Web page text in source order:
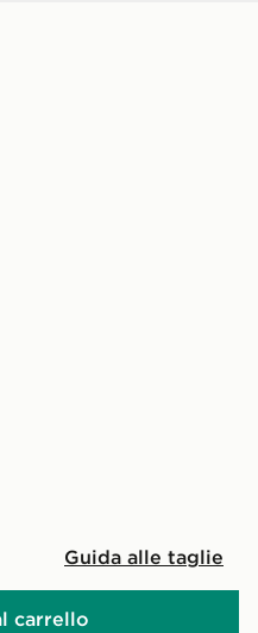
Guida alle taglie
carrello